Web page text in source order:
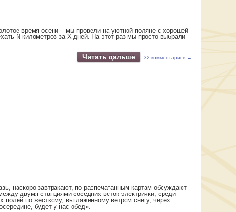
время осени – мы провели на уютной поляне с хорошей
N километров за X дней. На этот раз мы просто выбрали
Читать дальше 32 комментариев →
наскоро завтракают, по распечатанным картам обсуждают
двумя станциями соседних веток электрички, среди
полей по жесткому, выглаженному ветром снегу, через
будет у нас обед».